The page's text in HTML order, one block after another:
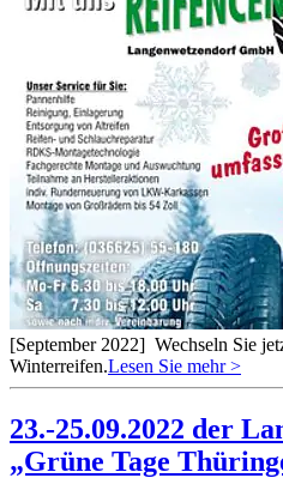
[September 2022] Wechseln Sie
Winterreifen.Lesen Sie mehr >
23.-25.09.2022 der
„Grüne Tage